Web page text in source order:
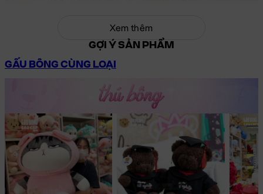
Xem thêm
GỢI Ý SẢN PHẨM
GẤU BÔNG CÙNG LOẠI